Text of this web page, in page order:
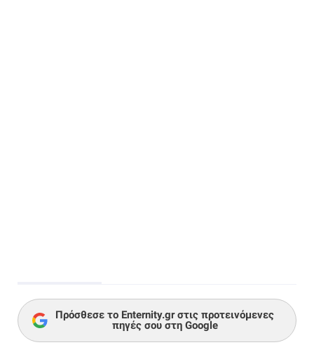
Πρόσθεσε το Enternity.gr στις προτεινόμενες
πηγές σου στη Google